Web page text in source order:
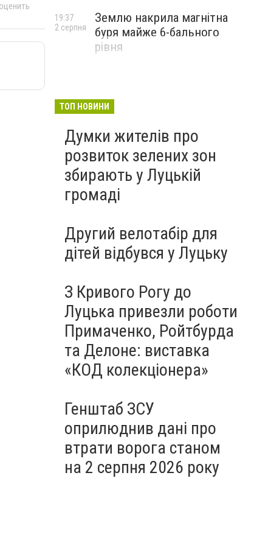
Землю накрила магнітна
буря майже 6-бального
рівня
19:37
2 серпня
ТОП НОВИНИ
Думки жителів про
розвиток зелених зон
збирають у Луцькій
громаді
Другий велотабір для
дітей відбувся у Луцьку
З Кривого Рогу до
Луцька привезли роботи
Примаченко, Ройтбурда
та Делоне: виставка
«КОД колекціонера»
Генштаб ЗСУ
оприлюднив дані про
втрати ворога станом
на 2 серпня 2026 року